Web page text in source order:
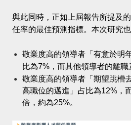
與此同時，正如上屆報告所提及
任率的最佳預測指標。本次研究也
敬業度高的領導者「有意於明
比為7%，而其他領導者的離職
敬業度高的領導者「期望跳槽
高職位的邁進」占比為12%，
倍，約為25%。